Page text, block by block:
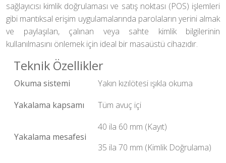
sağlayıcısı kimlik doğrulaması ve satış noktası (POS) işlemleri
gibi mantıksal erişim uygulamalarında parolaların yerini almak
ve paylaşılan, çalınan veya sahte kimlik bilgilerinin
kullanılmasını önlemek için ideal bir masaüstü cihazıdır.
Teknik Özellikler
Okuma sistemi
Yakın kızılötesi ışıkla okuma
Yakalama kapsamı
Tüm avuç içi
Yakalama mesafesi
40 ila 60 mm (Kayıt)
35 ila 70 mm (Kimlik Doğrulama)